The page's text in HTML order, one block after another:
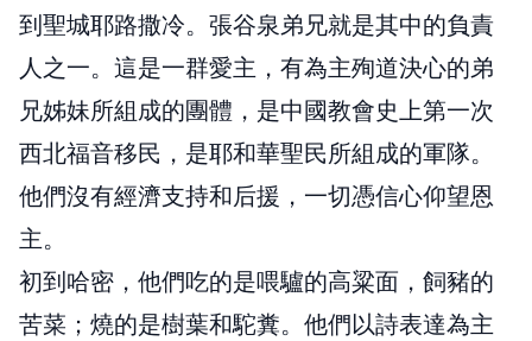
到聖城耶路撒冷。張谷泉弟兄就是其中的負責
人之一。這是一群愛主，有為主殉道決心的弟
兄姊妹所組成的團體，是中國教會史上第一次
西北福音移民，是耶和華聖民所組成的軍隊。
他們沒有經濟支持和后援，一切憑信心仰望恩
主。
初到哈密，他們吃的是喂驢的高粱面，飼豬的
苦菜；燒的是樹葉和駝糞。他們以詩表達為主